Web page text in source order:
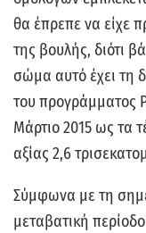
θα έπρεπε να είχε
της βουλής, διότι
σώμα αυτό έχει τη
του προγράμματος
Μάρτιο 2015 ως τα
αξίας 2,6
Σύμφωνα με τη
μεταβατική